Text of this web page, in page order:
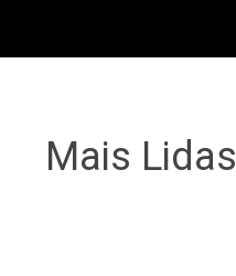
Mais Lidas